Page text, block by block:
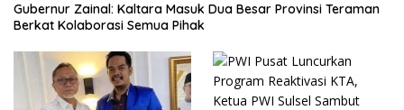
Gubernur Zainal: Kaltara Masuk Dua Besar Provinsi Teraman
Berkat Kolaborasi Semua Pihak